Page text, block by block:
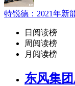
特锐德：2021年新
日阅读榜
周阅读榜
月阅读榜
东风集